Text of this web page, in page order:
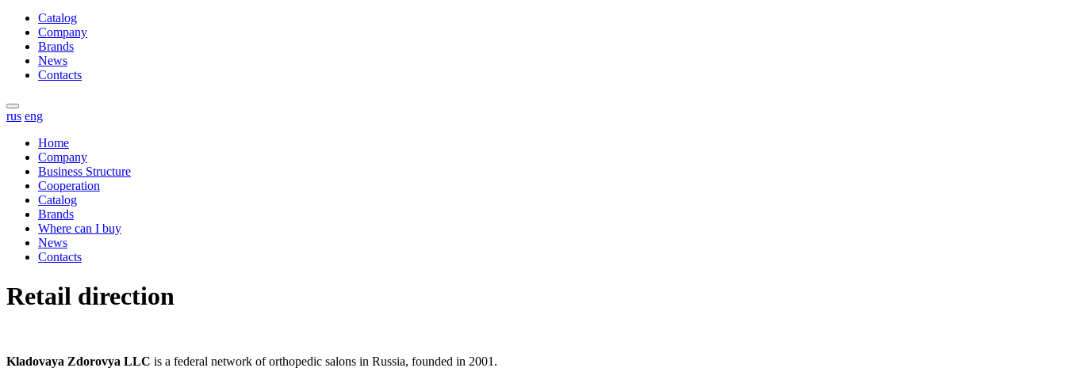
Catalog
Company
Brands
News
Contacts
rus eng
Home
Company
Business Structure
Cooperation
Catalog
Brands
Where can I buy
News
Contacts
Retail direction
Kladovaya Zdorovya LLC is a federal network of orthopedic salons in Russia, founded in 2001.